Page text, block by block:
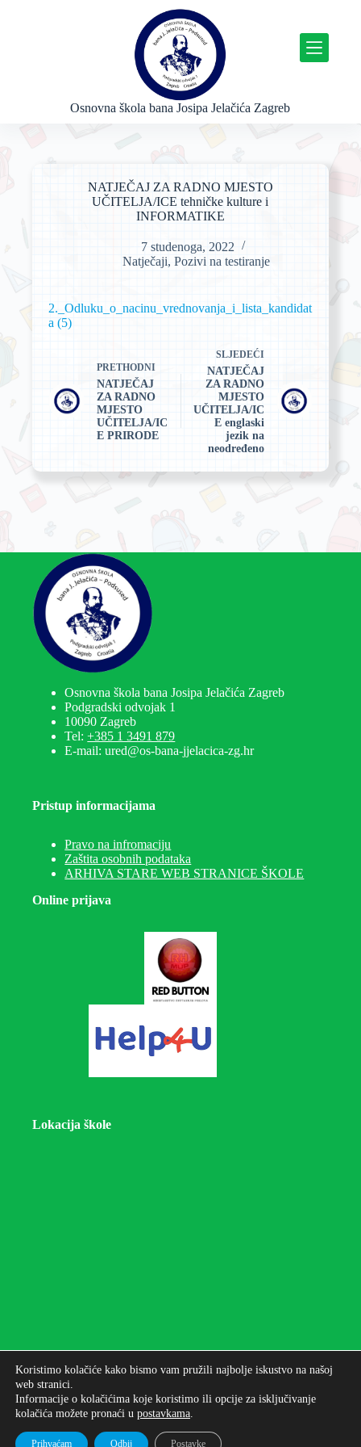
n
Osnovna škola bana Josipa Jelačića Zagreb
NATJEČAJ ZA RADNO MJESTO
UČITELJA/ICE tehničke kulture i
INFORMATIKE
7 studenoga, 2022
Natječaji,Pozivi na testiranje
2._Odluku_o_nacinu_vrednovanja_i_lista_kandidat
a (5)
PRETHODNI
NATJEČAJ
ZA RADNO
MJESTO
UČITELJA/IC
E PRIRODE
SLJEDEĆI
NATJEČAJ
ZA RADNO
MJESTO
UČITELJA/IC
E englaski
jezik na
neodređeno
Osnovna škola bana Josipa Jelačića Zagreb
Podgradski odvojak 1
10090 Zagreb
Tel:+385 1 3491 879
E-mail: ured@os-bana-jjelacica-zg.hr
Pristup informacijama
Pravo na infromaciju
Zaštita osobnih podataka
ARHIVA STARE WEB STRANICE ŠKOLE
Online prijava
Lokacija škole
Autorska prava © 2026 - Osnovna škola bana Josipa
Jelačića Zagreb
Koristimo kolačiće kako bismo vam pružili najbolje iskustvo na našoj
web stranici.
Informacije o kolačićima koje koristimo ili opcije za isključivanje
kolačića možete pronaći u postavkama.
Prihvaćam Odbij Postavke